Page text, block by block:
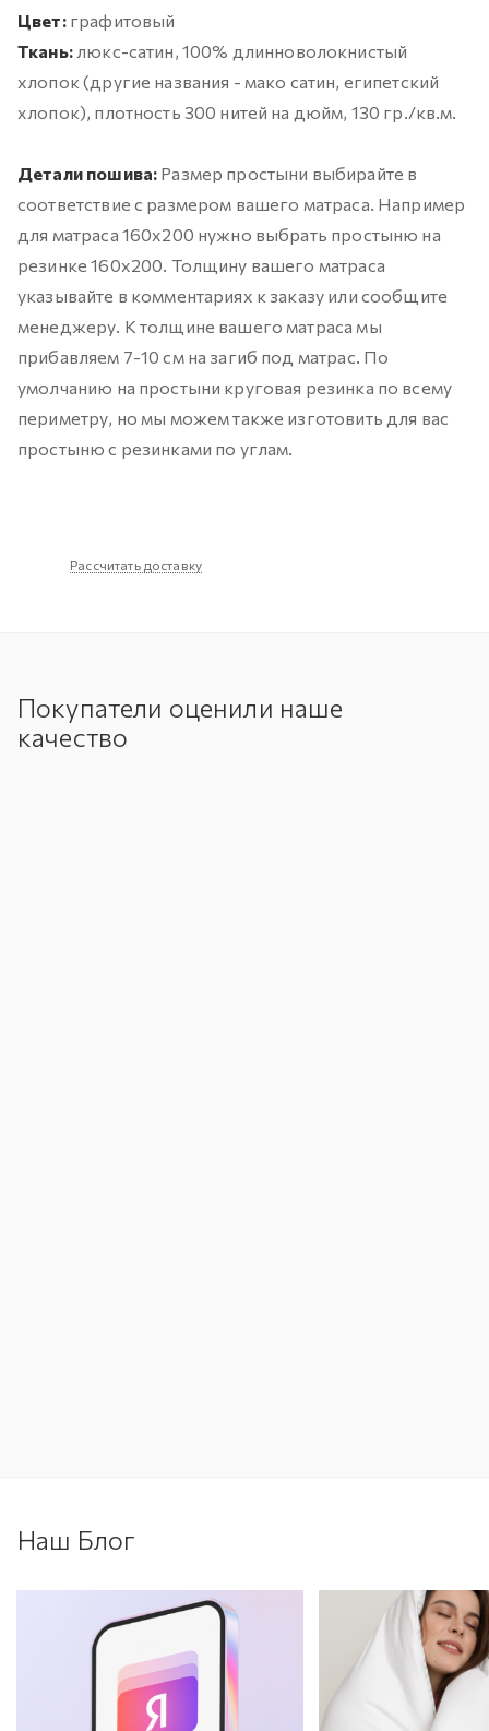
Цвет:графитовый
Ткань: люкс-сатин, 100% длинноволокнистый
хлопок (другие названия - мако сатин, египетский
хлопок), плотность 300 нитей на дюйм, 130 гр./кв.м.
Детали пошива: Размер простыни выбирайте в
соответствие с размером вашего матраса. Например
для матраса 160х200 нужно выбрать простыню на
резинке 160х200. Толщину вашего матраса
указывайте в комментариях к заказу или сообщите
менеджеру. К толщине вашего матраса мы
прибавляем 7-10 см на загиб под матрас. По
умолчанию на простыни круговая резинка по всему
периметру, но мы можем также изготовить для вас
простыню с резинками по углам.
Рассчитать доставку
Покупатели оценили наше
качество
Наш Блог